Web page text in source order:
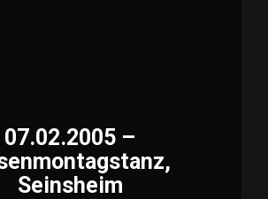
07.02.2005 –
Seinsheim